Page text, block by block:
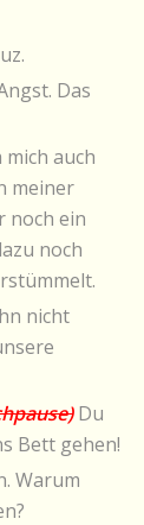
Das
mich auch
meiner
noch ein
noch
nicht
Du
Bett gehen!
Warum